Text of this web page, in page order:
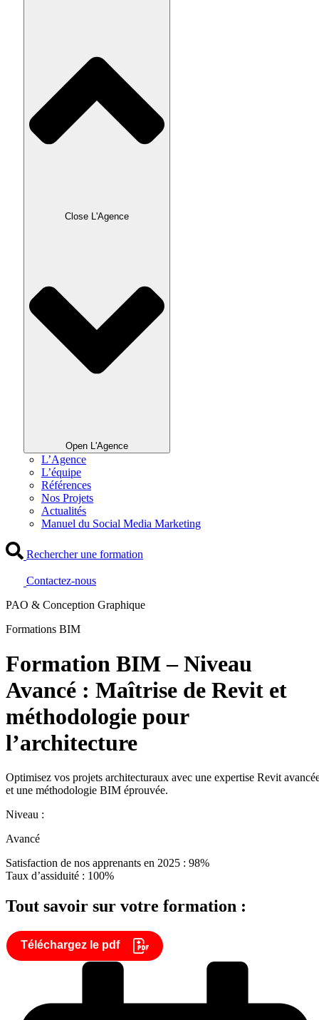
Close L'Agence
Open L'Agence
L’Agence
L’équipe
Références
Nos Projets
Actualités
Manuel du Social Media Marketing
Rechercher une formation
Contactez-nous
PAO & Conception Graphique
Formations BIM
Formation BIM – Niveau
Avancé : Maîtrise de Revit et
méthodologie pour
l’architecture
Optimisez vos projets architecturaux avec une expertise Revit
et une méthodologie BIM éprouvée.
Niveau :
Avancé
Satisfaction de nos apprenants en 2025 : 98%
Taux d’assiduité : 100%
Tout savoir sur votre formation :
Téléchargez le pdf